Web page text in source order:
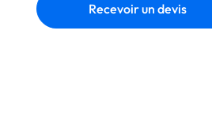
Recevoir un devis